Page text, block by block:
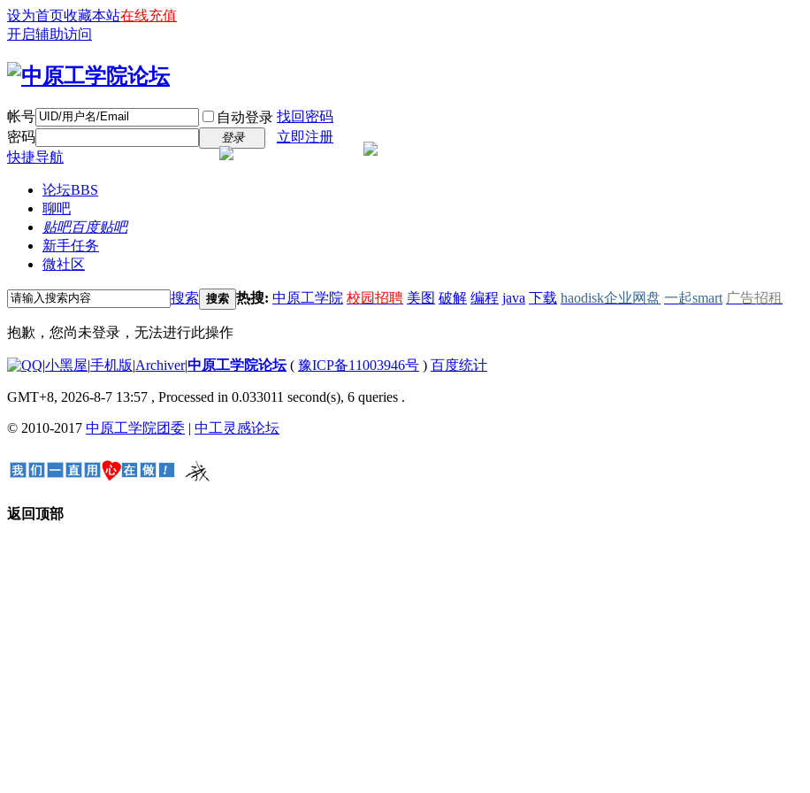
设为首页收藏本站在线充值
开启辅助访问
帐号 自动登录 找回密码
密码
登录
立即注册
快捷导航
论坛BBS
聊吧
贴吧百度贴吧
新手任务
微社区
搜索 搜索 热搜: 中原工学院 校园招聘 美图 破解 编程 java 下载 haodisk企业网盘 一起smart 广告招租
抱歉，您尚未登录，无法进行此操作
|小黑屋|手机版|Archiver|中原工学院论坛( 豫ICP备11003946号 ) 百度统计
GMT+8, 2026-8-7 13:57 , Processed in 0.033011 second(s), 6 queries .
© 2010-2017 中原工学院团委 | 中工灵感论坛
返回顶部